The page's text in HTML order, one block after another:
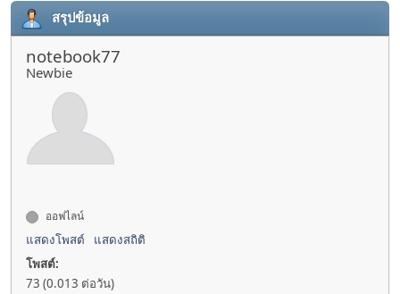
สรุปข้อมูล
notebook77
Newbie
ออฟไลน์
แสดงโพสต์
แสดงสถิติ
โพสต์:
73 (0.013 ต่อวัน)